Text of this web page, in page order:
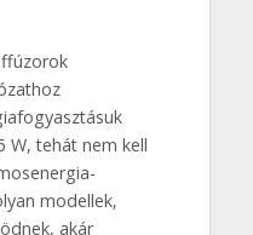
W, tehát nem kell
modellek,
akár